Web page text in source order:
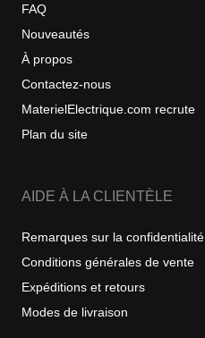
FAQ
Nouveautés
À propos
Contactez-nous
MaterielElectrique.com recrute
Plan du site
AIDE À LA CLIENTÈLE
Remarques sur la confidentialité
Conditions générales de vente
Expéditions et retours
Modes de livraison